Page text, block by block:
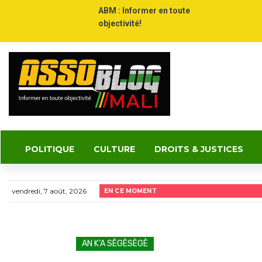
ABM : Informer en toute
objectivité!
POLITIQUE CULTURE DROITS & JUSTICES
vendredi, 7 août, 2026 EN CE MOMENT
AN K’A SÈGÈSÈGÈ